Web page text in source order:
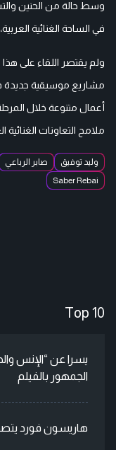
وسط حالة من الحنين
في الساحة الغنائية
ولم يقتصر اللقاء على
مشاريع موسيقية
أعمال متنوعة خلال
ملامح التعاونات الغنائية
وليد توفيق صابر الرباعي
Saber Rebai
Top 10
يسرا عن “الإنس
الجمهور بالفيلم
هاريسون فورد